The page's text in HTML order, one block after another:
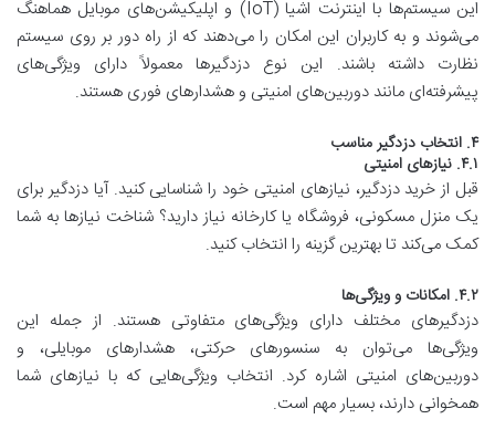
این سیستم‌ها با اینترنت اشیا (IoT) و اپلیکیشن‌های موبایل هماهنگ
می‌شوند و به کاربران این امکان را می‌دهند که از راه دور بر روی سیستم
نظارت داشته باشند. این نوع دزدگیرها معمولاً دارای ویژگی‌های
پیشرفته‌ای مانند دوربین‌های امنیتی و هشدارهای فوری هستند.
۴. انتخاب دزدگیر مناسب
۴.۱. نیازهای امنیتی
قبل از خرید دزدگیر، نیازهای امنیتی خود را شناسایی کنید. آیا دزدگیر برای
یک منزل مسکونی، فروشگاه یا کارخانه نیاز دارید؟ شناخت نیازها به شما
کمک می‌کند تا بهترین گزینه را انتخاب کنید.
۴.۲. امکانات و ویژگی‌ها
دزدگیرهای مختلف دارای ویژگی‌های متفاوتی هستند. از جمله این
ویژگی‌ها می‌توان به سنسورهای حرکتی، هشدارهای موبایلی، و
دوربین‌های امنیتی اشاره کرد. انتخاب ویژگی‌هایی که با نیازهای شما
همخوانی دارند، بسیار مهم است.